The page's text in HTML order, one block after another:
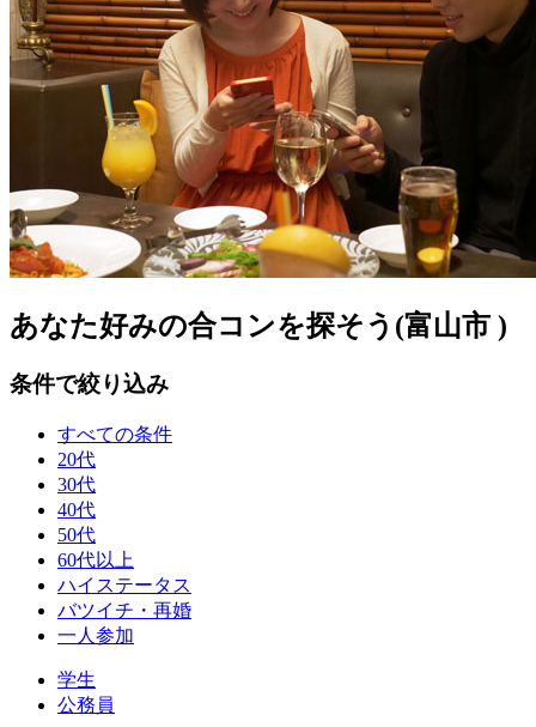
あなた好みの合コンを探そう(富山市 )
条件で絞り込み
すべての条件
20代
30代
40代
50代
60代以上
ハイステータス
バツイチ・再婚
一人参加
学生
公務員